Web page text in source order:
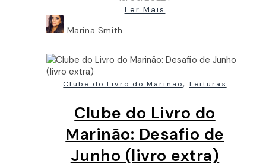
Ler Mais
Marina Smith
Clube do Livro do Marinão, Leituras
Clube do Livro do
Marinão: Desafio de
Junho (livro extra)